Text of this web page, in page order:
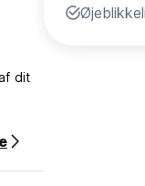
dit